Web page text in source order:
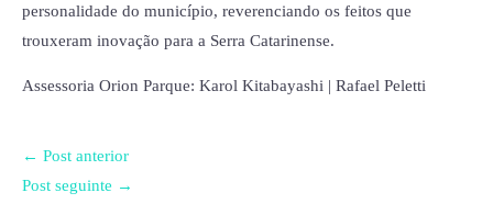
personalidade do município, reverenciando os feitos que
trouxeram inovação para a Serra Catarinense.
Assessoria Orion Parque: Karol Kitabayashi | Rafael Peletti
← Post anterior
Post seguinte →